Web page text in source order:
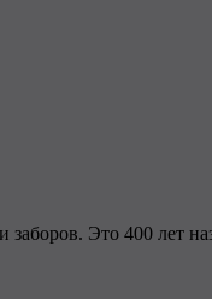
Это 400 лет